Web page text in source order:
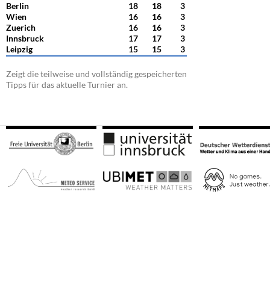
Berlin
18 18
3
Wien
16 16
3
Zuerich
16 16
3
Innsbruck
17 17
3
Leipzig
15 15 3
Zeigt die teilweise und vollständig gespeicherten
Tipps für das aktuelle Turnier an.